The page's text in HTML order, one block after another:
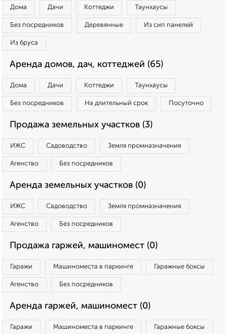
Дома Дачи Коттеджи Таунхаусы
Без посредников Деревянные Из сип панелей
Из бруса
Аренда домов, дач, коттеджей (65)
Дома Дачи Коттеджи Таунхаусы
Без посредников На длительный срок Посуточно
Продажа земельных участков (3)
ИЖС Садоводство Земля промназначения
Агенство Без посредников
Аренда земельных участков (0)
ИЖС Садоводство Земля промназначения
Агенство Без посредников
Продажа гаржей, машиномест (0)
Гаражи Машиноместа в паркинге Гаражные боксы
Агенство Без посредников
Аренда гаржей, машиномест (0)
Гаражи Машиноместа в паркинге Гаражные боксы